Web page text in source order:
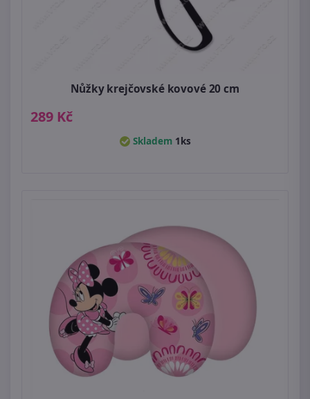
Nůžky krejčovské kovové 20 cm
289 Kč
Skladem 1ks